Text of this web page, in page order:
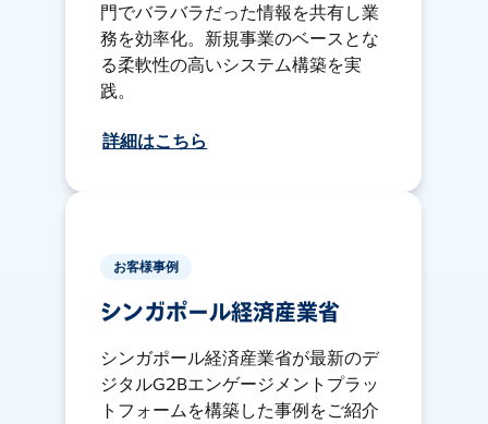
門でバラバラだった情報を共有し業
務を効率化。新規事業のベースとな
る柔軟性の高いシステム構築を実
践。
詳細はこちら
お客様事例
シンガポール経済産業省
シンガポール経済産業省が最新のデ
ジタルG2Bエンゲージメントプラッ
トフォームを構築した事例をご紹介